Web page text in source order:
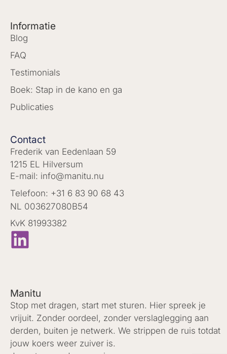
Manitu
Stop met dragen, start met sturen. Hier spreek je
vrijuit. Zonder oordeel, zonder verslaglegging aan
derden, buiten je netwerk. We strippen de ruis totdat
jouw koers weer zuiver is.
Informatie
Blog
FAQ
Testimonials
Boek: Stap in de kano en ga
Publicaties
Contact
Frederik van Eedenlaan 59
1215 EL Hilversum
E-mail: info@manitu.nu
Telefoon: +31 6 83 90 68 43
NL 003627080B54
KvK 81993382